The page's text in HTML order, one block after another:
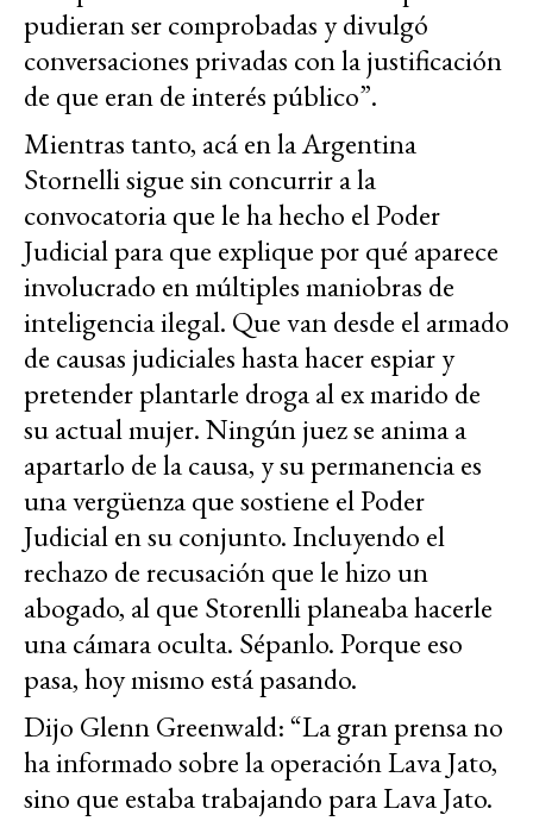
pudieran ser comprobadas y divulgó
conversaciones privadas con la justificación
de que eran de interés público”.
Mientras tanto, acá en la Argentina
Stornelli sigue sin concurrir a la
convocatoria que le ha hecho el Poder
Judicial para que explique por qué aparece
involucrado en múltiples maniobras de
inteligencia ilegal. Que van desde el armado
de causas judiciales hasta hacer espiar y
pretender plantarle droga al ex marido de
su actual mujer. Ningún juez se anima a
apartarlo de la causa, y su permanencia es
una vergüenza que sostiene el Poder
Judicial en su conjunto. Incluyendo el
rechazo de recusación que le hizo un
abogado, al que Storenlli planeaba hacerle
una cámara oculta. Sépanlo. Porque eso
pasa, hoy mismo está pasando.
Dijo Glenn Greenwald: “La gran prensa no
ha informado sobre la operación Lava Jato,
sino que estaba trabajando para Lava Jato.